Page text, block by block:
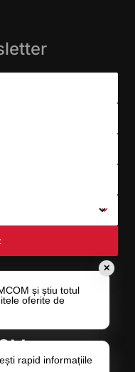
✕
și știu totul
oferite de
rapid informațiile